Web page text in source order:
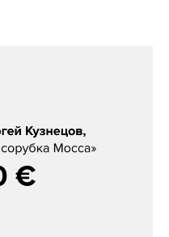
«Мясорубка